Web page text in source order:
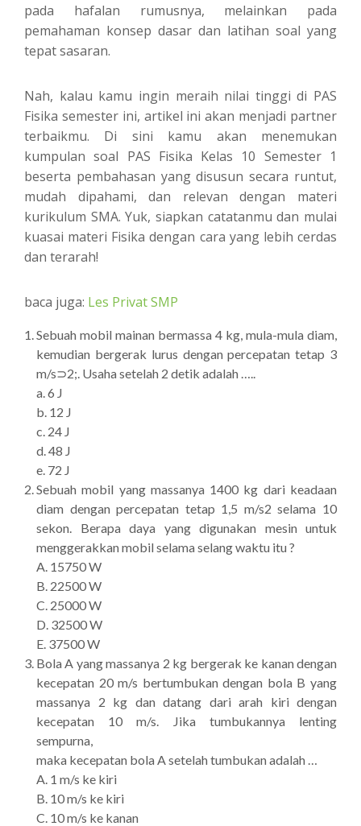
pada hafalan rumusnya, melainkan pada
pemahaman konsep dasar dan latihan soal yang
tepat sasaran.
Nah, kalau kamu ingin meraih nilai tinggi di PAS
Fisika semester ini, artikel ini akan menjadi partner
terbaikmu. Di sini kamu akan menemukan
kumpulan soal PAS Fisika Kelas 10 Semester 1
beserta pembahasan yang disusun secara runtut,
mudah dipahami, dan relevan dengan materi
kurikulum SMA. Yuk, siapkan catatanmu dan mulai
kuasai materi Fisika dengan cara yang lebih cerdas
dan terarah!
baca juga: Les Privat SMP
Sebuah mobil mainan bermassa 4 kg, mula-mula diam,
kemudian bergerak lurus dengan percepatan tetap 3
m/s⊃2;. Usaha setelah 2 detik adalah …..
a. 6 J
b. 12 J
c. 24 J
d. 48 J
e. 72 J
Sebuah mobil yang massanya 1400 kg dari keadaan
diam dengan percepatan tetap 1,5 m/s2 selama 10
sekon. Berapa daya yang digunakan mesin untuk
menggerakkan mobil selama selang waktu itu ?
A. 15750 W
B. 22500 W
C. 25000 W
D. 32500 W
E. 37500 W
Bola A yang massanya 2 kg bergerak ke kanan dengan
kecepatan 20 m/s bertumbukan dengan bola B yang
massanya 2 kg dan datang dari arah kiri dengan
kecepatan 10 m/s. Jika tumbukannya lenting
sempurna,
maka kecepatan bola A setelah tumbukan adalah …
A. 1 m/s ke kiri
B. 10 m/s ke kiri
C. 10 m/s ke kanan